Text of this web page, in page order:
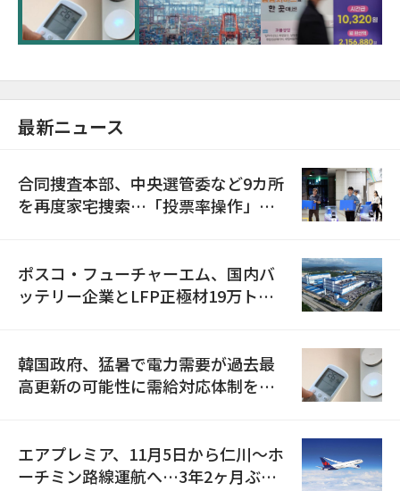
最新ニュース
合同捜査本部、中央選管委など9カ所
を再度家宅捜索…「投票率操作」の
ポスコ・フューチャーエム、国内バ
ッテリー企業とLFP正極材19万トン
韓国政府、猛暑で電力需要が過去最
高更新の可能性に需給対応体制を点
エアプレミア、11月5日から仁川〜ホ
ーチミン路線運航へ…3年2ヶ月ぶり